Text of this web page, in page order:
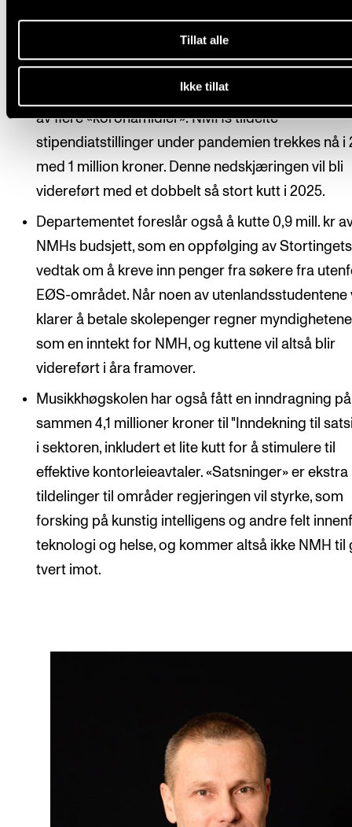
Tillat alle
Ikke tillat
videreført med ytterligere nedskjæringer hvert
til 2028.
NMH og andre institusjoner har også fått
av flere «koronamidler»: NMHs tildelte
stipendiatstillinger under pandemien trekkes nå i
med 1 million kroner. Denne nedskjæringen vil bli
videreført med et dobbelt så stort kutt i 2025.
Departementet foreslår også å kutte 0,9 mill. kr
NMHs budsjett, som en oppfølging av Stortingets
vedtak om å kreve inn penger fra søkere fra
EØS-området. Når noen av utenlandsstudentene
klarer å betale skolepenger regner
som en inntekt for NMH, og kuttene vil altså blir
videreført i åra framover.
Musikkhøgskolen har også fått en inndragning
sammen 4,1 millioner kroner til "Inndekning til
i sektoren, inkludert et lite kutt for å stimulere til
effektive kontorleieavtaler. «Satsninger» er ekstra
tildelinger til områder regjeringen vil styrke, som
forsking på kunstig intelligens og andre felt
teknologi og helse, og kommer altså ikke NMH til
tvert imot.